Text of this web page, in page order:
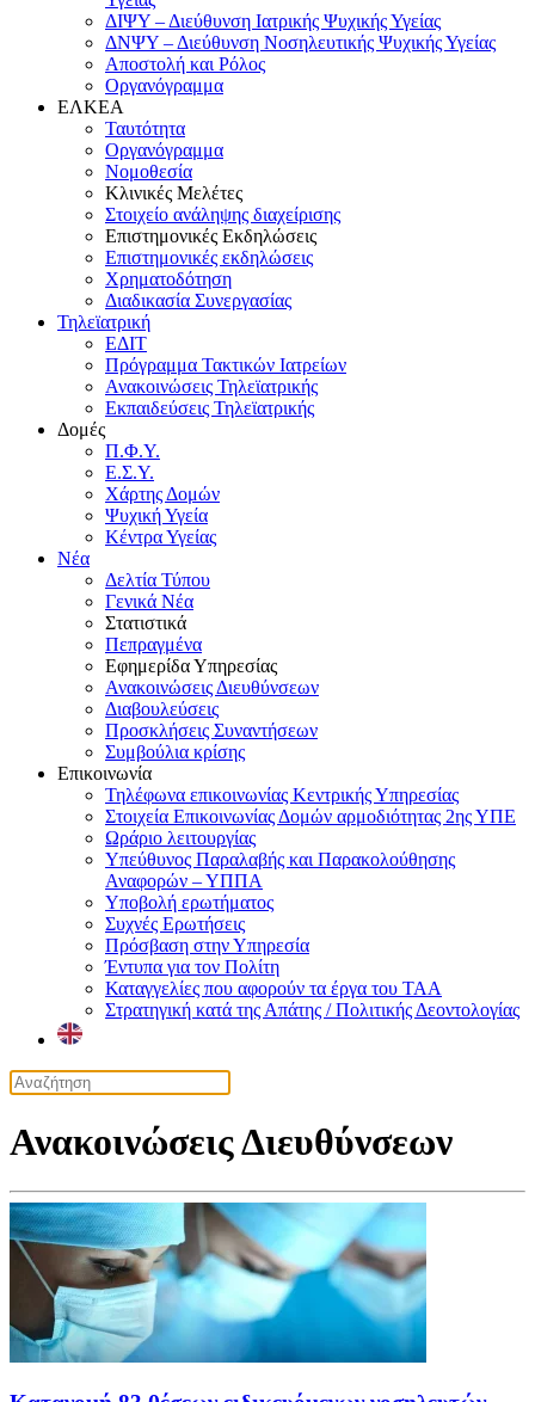
ΔΙΨΥ – Διεύθυνση Ιατρικής Ψυχικής Υγείας
ΔΝΨΥ – Διεύθυνση Νοσηλευτικής Ψυχικής Υγείας
Αποστολή και Ρόλος
Οργανόγραμμα
ΕΛΚΕΑ
Ταυτότητα
Οργανόγραμμα
Νομοθεσία
Κλινικές Μελέτες
Στοιχείο ανάληψης διαχείρισης
Επιστημονικές Εκδηλώσεις
Επιστημονικές εκδηλώσεις
Χρηματοδότηση
Διαδικασία Συνεργασίας
Τηλεϊατρική
ΕΔΙΤ
Πρόγραμμα Τακτικών Ιατρείων
Ανακοινώσεις Τηλεϊατρικής
Εκπαιδεύσεις Τηλεϊατρικής
Δομές
Π.Φ.Υ.
Ε.Σ.Υ.
Χάρτης Δομών
Ψυχική Υγεία
Κέντρα Υγείας
Νέα
Δελτία Τύπου
Γενικά Νέα
Στατιστικά
Πεπραγμένα
Εφημερίδα Υπηρεσίας
Ανακοινώσεις Διευθύνσεων
Διαβουλεύσεις
Προσκλήσεις Συναντήσεων
Συμβούλια κρίσης
Επικοινωνία
Τηλέφωνα επικοινωνίας Κεντρικής Υπηρεσίας
Στοιχεία Επικοινωνίας Δομών αρμοδιότητας 2ης ΥΠΕ
Ωράριο λειτουργίας
Υπεύθυνος Παραλαβής και Παρακολούθησης
Αναφορών – ΥΠΠΑ
Υποβολή ερωτήματος
Συχνές Ερωτήσεις
Πρόσβαση στην Υπηρεσία
Έντυπα για τον Πολίτη
Καταγγελίες που αφορούν τα έργα του ΤΑΑ
Στρατηγική κατά της Απάτης / Πολιτικής Δεοντολογίας
Ανακοινώσεις Διευθύνσεων